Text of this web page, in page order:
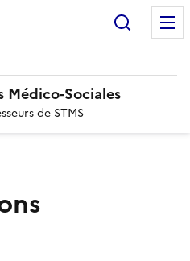
Médico-Sociales
de STMS